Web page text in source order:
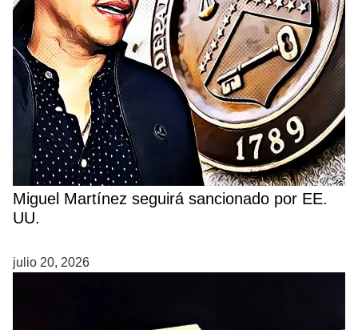
Miguel Martínez seguirá sancionado por EE.
UU.
julio 20, 2026